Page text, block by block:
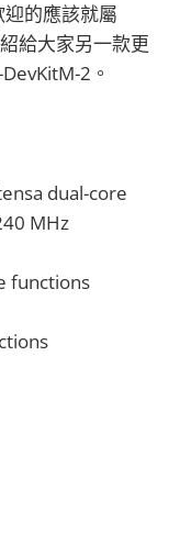
的應該就屬
給大家另一款更
2。
dual-core
MHz
functions